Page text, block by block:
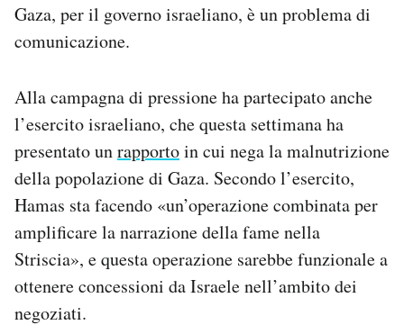
Gaza, per il governo israeliano, è un problema di
comunicazione.
Alla campagna di pressione ha partecipato anche
l’esercito israeliano, che questa settimana ha
presentato unrapportoin cui nega la malnutrizione
della popolazione di Gaza. Secondo l’esercito,
Hamas sta facendo «un’operazione combinata per
amplificare la narrazione della fame nella
Striscia», e questa operazione sarebbe funzionale a
ottenere concessioni da Israele nell’ambito dei
negoziati.